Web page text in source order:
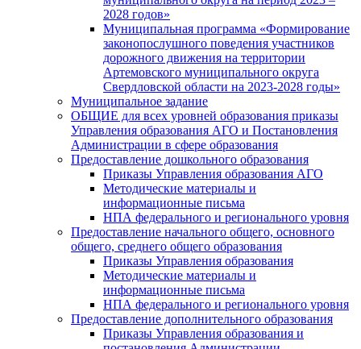
2028 годов»
Муниципальная программа «Формирование
законопослушного поведения участников
дорожного движения на территории
Артемовского муниципального округа
Свердловской области на 2023-2028 годы»
Муниципальное задание
ОБЩИЕ для всех уровней образования приказы
Управления образования АГО и Постановления
Администрации в сфере образования
Предоставление дошкольного образования
Приказы Управления образования АГО
Методические материалы и
информационные письма
НПА федерального и регионального уровня
Предоставление начального общего, основного
общего, среднего общего образования
Приказы Управления образования
Методические материалы и
информационные письма
НПА федерального и регионального уровня
Предоставление дополнительного образования
Приказы Управления образования и